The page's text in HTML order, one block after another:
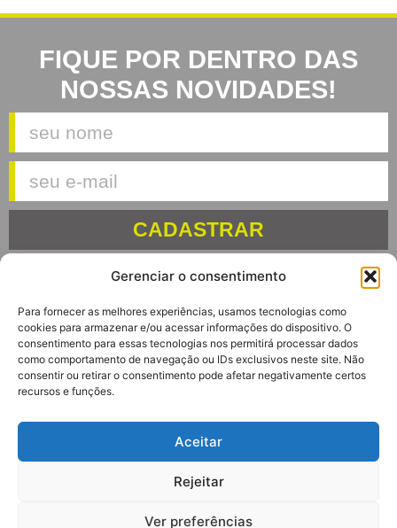
Gerenciar o consentimento
Para fornecer as melhores experiências, usamos tecnologias como
cookies para armazenar e/ou acessar informações do dispositivo. O
consentimento para essas tecnologias nos permitirá processar dados
como comportamento de navegação ou IDs exclusivos neste site. Não
consentir ou retirar o consentimento pode afetar negativamente certos
recursos e funções.
Aceitar
Rejeitar
Ver preferências
FIQUE POR DENTRO DAS
NOSSAS NOVIDADES!
CADASTRAR
Av. Euclides Massolini, 34
Garibaldi – RS
(54) 3464-7262
(54) 99916-2061